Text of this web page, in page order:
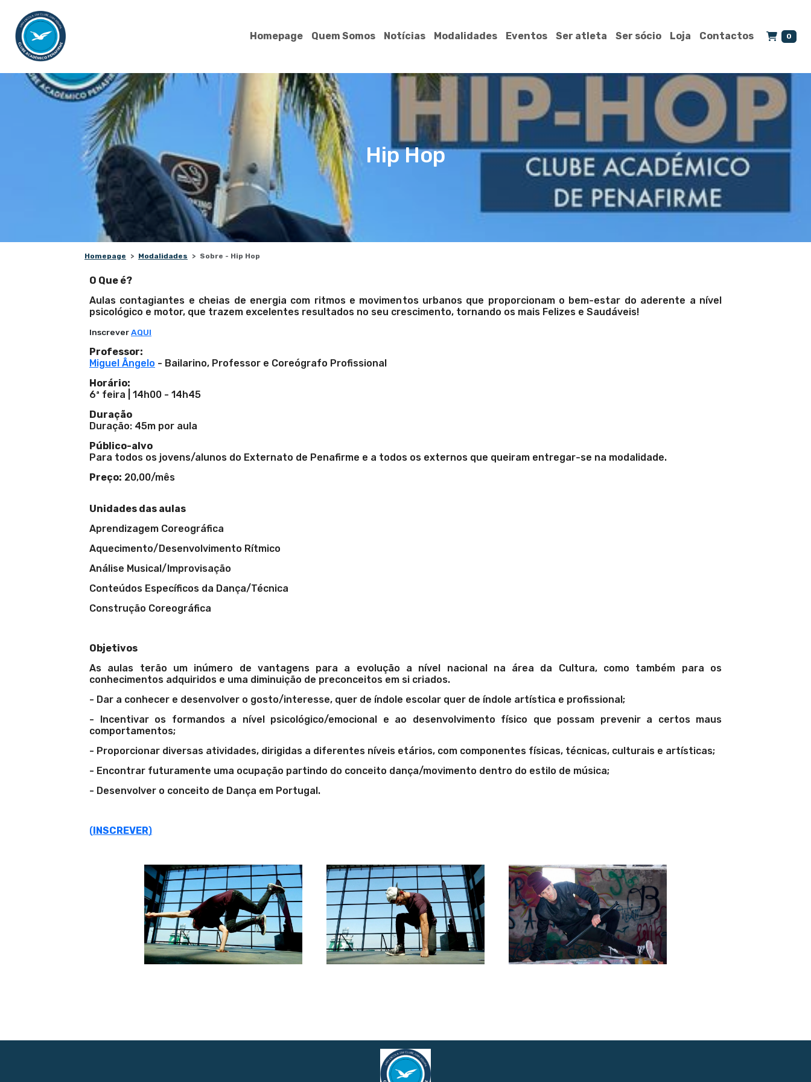
Homepage Quem Somos Notícias Modalidades Eventos Ser atleta Ser sócio Loja Contactos 0
Hip Hop
Homepage Modalidades Sobre - Hip Hop
O Que é?
Aulas contagiantes e cheias de energia com ritmos e movimentos urbanos que proporcionam o bem-estar do aderente a nível
psicológico e motor, que trazem excelentes resultados no seu crescimento, tornando os mais Felizes e Saudáveis!
InscreverAQUI
Professor:
Miguel Ângelo - Bailarino, Professor e Coreógrafo Profissional
Horário:
6ª feira | 14h00 - 14h45
Duração
Duração: 45m por aula
Público-alvo
Para todos os jovens/alunos do Externato de Penafirme e a todos os externos que queiram entregar-se na modalidade.
Preço: 20,00/mês
Unidades das aulas
Aprendizagem Coreográfica
Aquecimento/Desenvolvimento Rítmico
Análise Musical/Improvisação
Conteúdos Específicos da Dança/Técnica
Construção Coreográfica
Objetivos
As aulas terão um inúmero de vantagens para a evolução a nível nacional na área da Cultura, como também para os
conhecimentos adquiridos e uma diminuição de preconceitos em si criados.
- Dar a conhecer e desenvolver o gosto/interesse, quer de índole escolar quer de índole artística e profissional;
- Incentivar os formandos a nível psicológico/emocional e ao desenvolvimento físico que possam prevenir a certos maus
comportamentos;
- Proporcionar diversas atividades, dirigidas a diferentes níveis etários, com componentes físicas, técnicas, culturais e artísticas;
- Encontrar futuramente uma ocupação partindo do conceito dança/movimento dentro do estilo de música;
- Desenvolver o conceito de Dança em Portugal.
(INSCREVER)